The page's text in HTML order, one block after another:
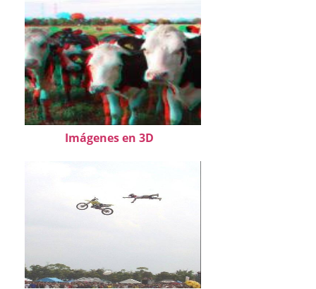
Imágenes en 3D